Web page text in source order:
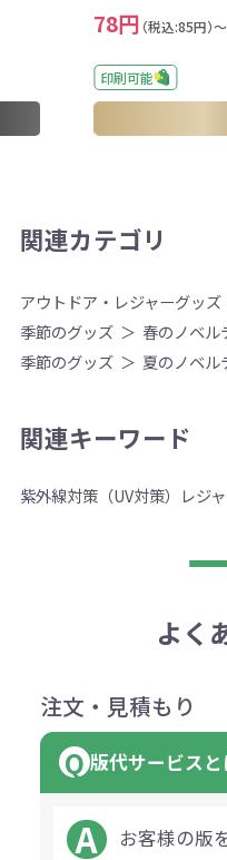
78円 （税込:85円）～
印刷可能
関連カテゴリ
アウトドア・レジャーグッズ
季節のグッズ
春のノベル
季節のグッズ
夏のノベル
関連キーワード
紫外線対策（UV対策） レジ
よく
注文・見積もり
版代サービス
お客様の版